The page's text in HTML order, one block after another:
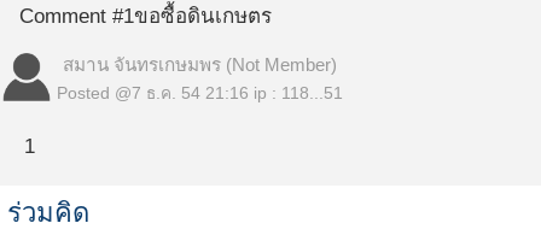
Comment #1ขอซื้อดินเกษตร
สมาน จันทรเกษมพร (Not Member)
Posted @7 ธ.ค. 54 21:16 ip : 118...51
1
ร่วมคิด